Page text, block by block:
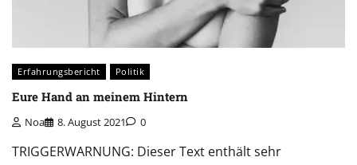
Erfahrungsbericht Politik
Eure Hand an meinem Hintern
Noa 8. August 2021 0
TRIGGERWARNUNG: Dieser Text enthält sehr